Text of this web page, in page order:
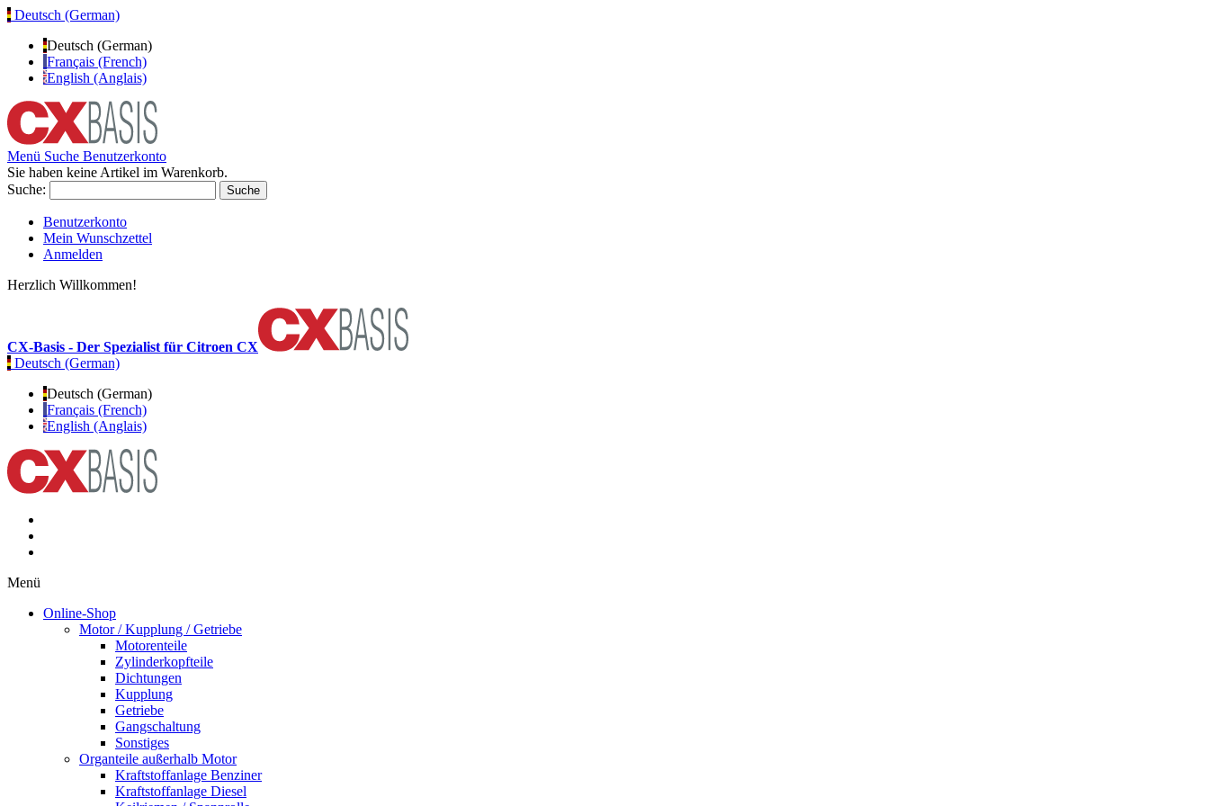
Deutsch (German)
Deutsch (German)
Français (French)
English (Anglais)
Menü Suche Benutzerkonto
Sie haben keine Artikel im Warenkorb.
Suche:
Suche
Benutzerkonto
Mein Wunschzettel
Anmelden
Herzlich Willkommen!
CX-Basis - Der Spezialist für Citroen CX
Deutsch (German)
Deutsch (German)
Français (French)
English (Anglais)
Menü
Online-Shop
Motor / Kupplung / Getriebe
Motorenteile
Zylinderkopfteile
Dichtungen
Kupplung
Getriebe
Gangschaltung
Sonstiges
Organteile außerhalb Motor
Kraftstoffanlage Benziner
Kraftstoffanlage Diesel